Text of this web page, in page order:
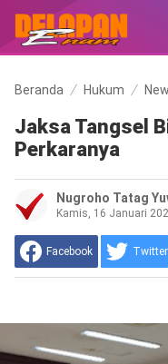
Beranda Hukum
Jaksa Tangsel
Perkaranya
Nugroho Tatag
Kamis, 16 Januari
Facebook Twitter